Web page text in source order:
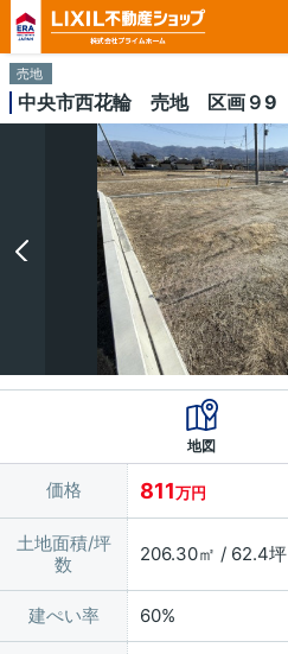
売地
中央市西花輪 売地 区画９9
地図
価格 811万円
土地面積/坪
数
206.30㎡ / 62.4坪
建ぺい率 60%